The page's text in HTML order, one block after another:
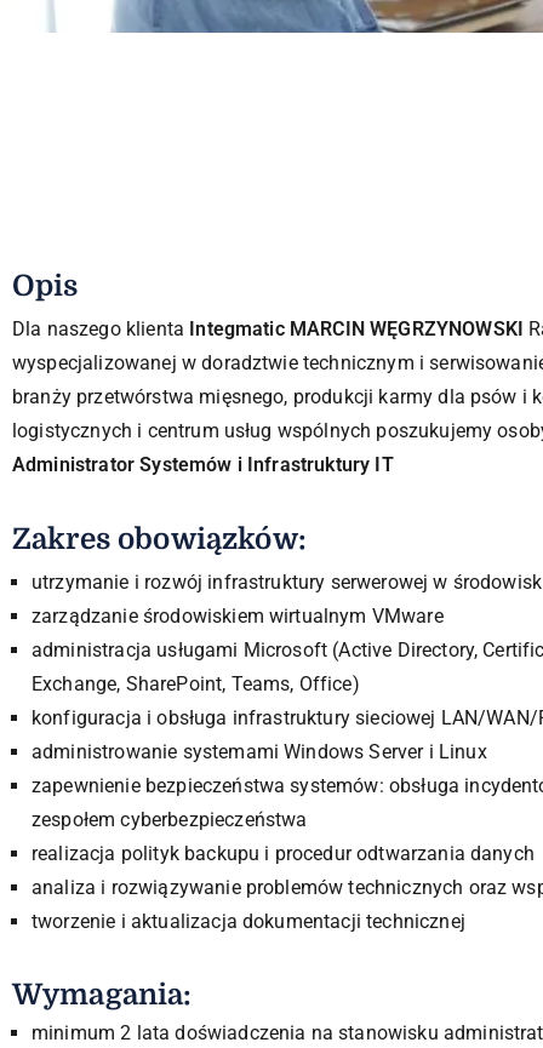
Opis
Dla naszego klienta Integmatic MARCIN WĘGRZYNOWSKI
wyspecjalizowanej w doradztwie technicznym i
branży przetwórstwa mięsnego, produkcji karmy dla psów i
logistycznych i centrum usług wspólnych poszukujemy
Administrator Systemów i Infrastruktury IT
Zakres obowiązków:
utrzymanie i rozwój infrastruktury serwerowej w
zarządzanie środowiskiem wirtualnym VMware
administracja usługami Microsoft (Active Directory,
Exchange, SharePoint, Teams, Office)
konfiguracja i obsługa infrastruktury sieciowej LAN/
administrowanie systemami Windows Server i Linux
zapewnienie bezpieczeństwa systemów: obsługa
zespołem cyberbezpieczeństwa
realizacja polityk backupu i procedur odtwarzania danych
analiza i rozwiązywanie problemów technicznych oraz
tworzenie i aktualizacja dokumentacji technicznej
Wymagania:
minimum 2 lata doświadczenia na stanowisku